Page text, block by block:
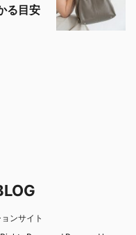
る目安
ンサイト